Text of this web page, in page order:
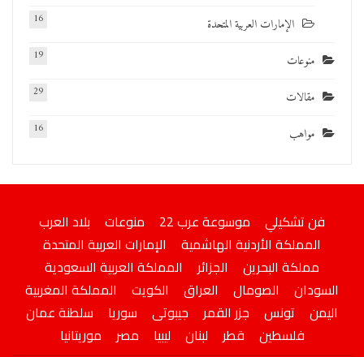
الإمارات العربية المتحدة 16
منوعات 19
مقالات 29
مواهب 16
فن تشكيلي موسوعة عرب 22 منوعات
بلاد العرب
المملكة الأردنية الهاشمية
الإمارات العربية المتحدة
مملكة البحرين
الجزائر
المملكة العربية السعودية
السودان
الصومال العراق الكويت
المملكة المغربية
اليمن
تونس جزر القمر جيبوتى سوريا
سلطنة عمان
فلسطين
قطر لبنان ليبيا مصر موريتانيا